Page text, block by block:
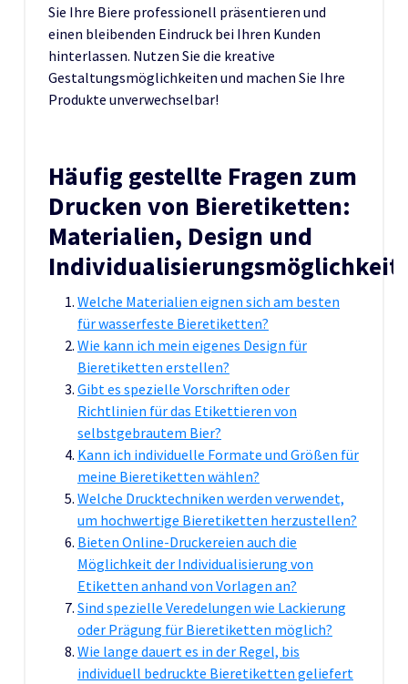
Sie Ihre Biere professionell präsentieren und
einen bleibenden Eindruck bei Ihren Kunden
hinterlassen. Nutzen Sie die kreative
Gestaltungsmöglichkeiten und machen Sie Ihre
Produkte unverwechselbar!
Häufig gestellte Fragen zum
Drucken von Bieretiketten:
Materialien, Design und
Welche Materialien eignen sich am besten
für wasserfeste Bieretiketten?
Wie kann ich mein eigenes Design für
Bieretiketten erstellen?
Gibt es spezielle Vorschriften oder
Richtlinien für das Etikettieren von
selbstgebrautem Bier?
Kann ich individuelle Formate und Größen für
meine Bieretiketten wählen?
Welche Drucktechniken werden verwendet,
um hochwertige Bieretiketten herzustellen?
Bieten Online-Druckereien auch die
Möglichkeit der Individualisierung von
Etiketten anhand von Vorlagen an?
Sind spezielle Veredelungen wie Lackierung
oder Prägung für Bieretiketten möglich?
Wie lange dauert es in der Regel, bis
individuell bedruckte Bieretiketten geliefert